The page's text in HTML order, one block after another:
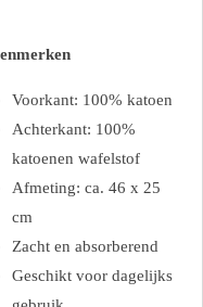
Voorkant: 100% katoen
Achterkant: 100%
katoenen wafelstof
Afmeting: ca. 46 x 25
cm
Zacht en absorberend
Geschikt voor dagelijks